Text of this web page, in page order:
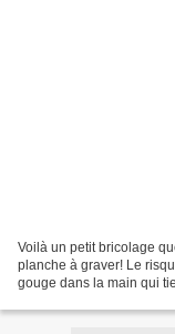
Voilà un petit bricolage
planche à graver! Le
gouge dans la main qui